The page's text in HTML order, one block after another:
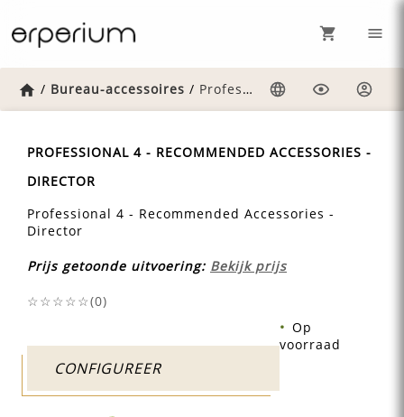
Home
/ Bureau-accessoires / Professional-4-recommended-accessories-director
PROFESSIONAL 4 - RECOMMENDED ACCESSORIES -
DIRECTOR
Professional 4 - Recommended Accessories -
Director
Prijs getoonde uitvoering: Bekijk prijs
☆☆☆☆☆(0)
CONFIGUREER
Op
voorraad